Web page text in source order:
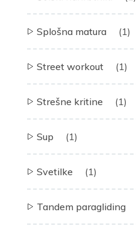
Splošna matura (1)
Street workout (1)
Strešne kritine (1)
Sup (1)
Svetilke (1)
Tandem paragliding